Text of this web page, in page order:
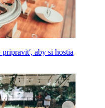
pripraviť, aby si hostia